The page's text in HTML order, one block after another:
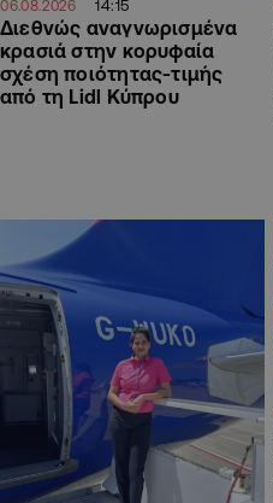
06.08.2026 14:15
Διεθνώς αναγνωρισμένα
κρασιά στην κορυφαία
σχέση ποιότητας-τιμής
από τη Lidl Κύπρου